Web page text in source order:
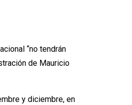
“no tendrán
de Mauricio
y diciembre, en